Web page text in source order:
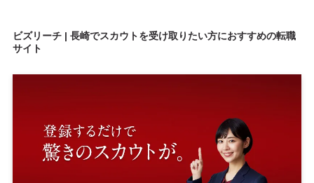
ビズリーチ | 長崎でスカウトを受け取りたい方におすすめの転職
サイト